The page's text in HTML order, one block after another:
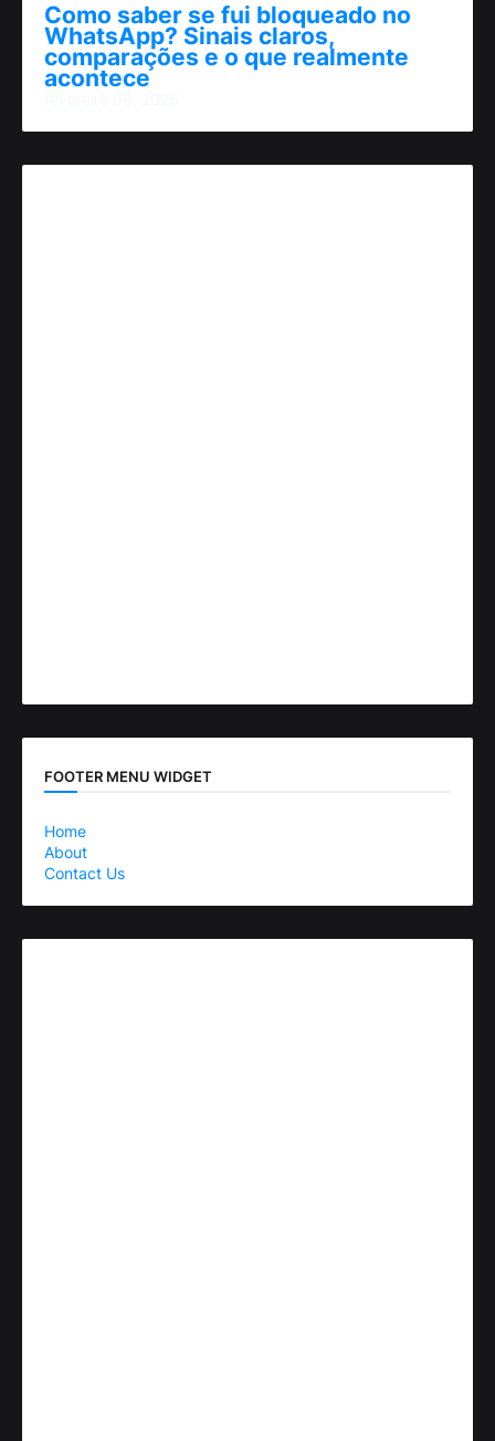
Como saber se fui bloqueado no
WhatsApp? Sinais claros,
comparações e o que realmente
acontece
FOOTER MENU WIDGET
Home
About
Contact Us